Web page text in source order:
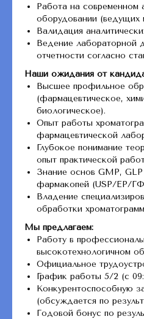
Работа на современном
оборудовании (ведущих
Валидация
Ведение лабораторной
отчетности согласно
Наши ожидания от
Высшее профильное
(фармацевтическое,
биологическое).
Опыт работы
фармацевтической
Глубокое понимание
опыт практической
Знание основ GMP,
фармакопей (USP/EP/
Владение
обработки
Мы предлагаем:
Работу в
высокотехнологичном
Официальное
График работы 5/2 (с
Конкурентоспособную
(обсуждается по
Годовой бонус по